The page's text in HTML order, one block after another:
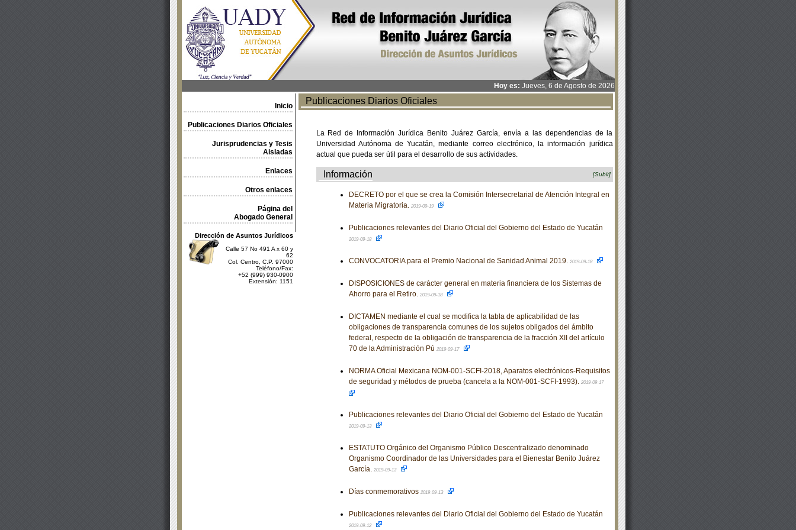
Hoy es: Jueves, 6 de Agosto de 2026
Inicio
Publicaciones Diarios Oficiales
Jurisprudencias y Tesis
Aisladas
Enlaces
Otros enlaces
Página del
Abogado General
Dirección de Asuntos Jurídicos
Calle 57 No 491 A x 60 y
62
Col. Centro, C.P. 97000
Teléfono/Fax:
+52 (999) 930-0900
Extensión: 1151
Publicaciones Diarios Oficiales
La Red de Información Jurídica Benito Juárez García, envía a las dependencias de la
Universidad Autónoma de Yucatán, mediante correo electrónico, la información jurídica
actual que pueda ser útil para el desarrollo de sus actividades.
Información [Subir]
DECRETO por el que se crea la Comisión Intersecretarial de Atención Integral en
Materia Migratoria. 2019-09-19
Publicaciones relevantes del Diario Oficial del Gobierno del Estado de Yucatán
2019-09-18
CONVOCATORIA para el Premio Nacional de Sanidad Animal 2019. 2019-09-18
DISPOSICIONES de carácter general en materia financiera de los Sistemas de
Ahorro para el Retiro. 2019-09-18
DICTAMEN mediante el cual se modifica la tabla de aplicabilidad de las
obligaciones de transparencia comunes de los sujetos obligados del ámbito
federal, respecto de la obligación de transparencia de la fracción XII del artículo
70 de la Administración Pú 2019-09-17
NORMA Oficial Mexicana NOM-001-SCFI-2018, Aparatos electrónicos-Requisitos
de seguridad y métodos de prueba (cancela a la NOM-001-SCFI-1993). 2019-09-17
Publicaciones relevantes del Diario Oficial del Gobierno del Estado de Yucatán
2019-09-13
ESTATUTO Orgánico del Organismo Público Descentralizado denominado
Organismo Coordinador de las Universidades para el Bienestar Benito Juárez
García. 2019-09-13
Días conmemorativos 2019-09-13
Publicaciones relevantes del Diario Oficial del Gobierno del Estado de Yucatán
2019-09-12